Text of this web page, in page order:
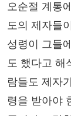
오순절 계통
도의 제자들
성령이 그들
도 했다고 해
람들도 제자
령을 받아야